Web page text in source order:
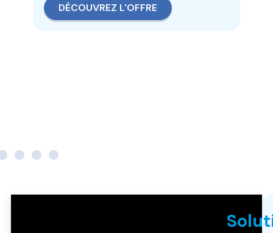
DÉCOUVREZ L'OFFRE